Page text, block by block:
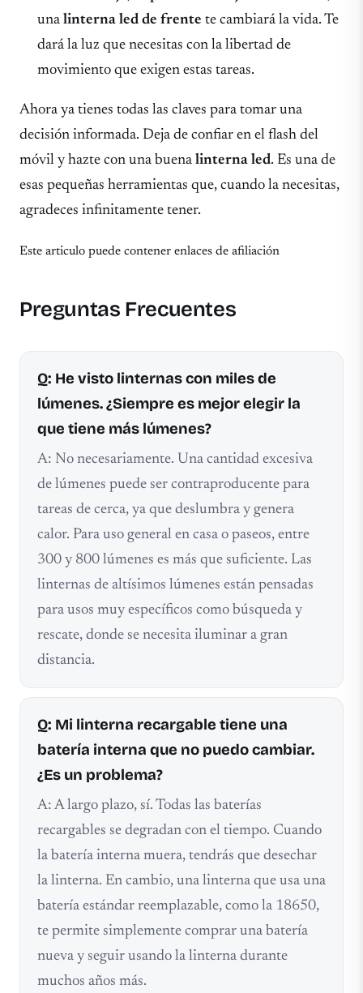
unalinterna led de frente te cambiará la vida. Te
dará la luz que necesitas con la libertad de
movimiento que exigen estas tareas.
Ahora ya tienes todas las claves para tomar una
decisión informada. Deja de confiar en el flash del
móvil y hazte con una buena linterna led. Es una de
esas pequeñas herramientas que, cuando la necesitas,
agradeces infinitamente tener.
Este articulo puede contener enlaces de afiliación
Preguntas Frecuentes
Q: He visto linternas con miles de
lúmenes. ¿Siempre es mejor elegir la
que tiene más lúmenes?
A: No necesariamente. Una cantidad excesiva
de lúmenes puede ser contraproducente para
tareas de cerca, ya que deslumbra y genera
calor. Para uso general en casa o paseos, entre
300 y 800 lúmenes es más que suficiente. Las
linternas de altísimos lúmenes están pensadas
para usos muy específicos como búsqueda y
rescate, donde se necesita iluminar a gran
distancia.
Q: Mi linterna recargable tiene una
batería interna que no puedo cambiar.
¿Es un problema?
A: A largo plazo, sí. Todas las baterías
recargables se degradan con el tiempo. Cuando
la batería interna muera, tendrás que desechar
la linterna. En cambio, una linterna que usa una
batería estándar reemplazable, como la 18650,
te permite simplemente comprar una batería
nueva y seguir usando la linterna durante
muchos años más.